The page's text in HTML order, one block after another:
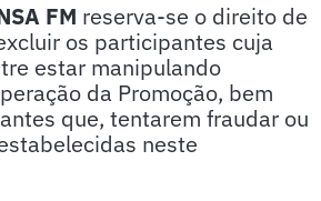
FM reserva-se o direito de
os participantes cuja
estar manipulando
da Promoção, bem
que, tentarem fraudar ou
neste